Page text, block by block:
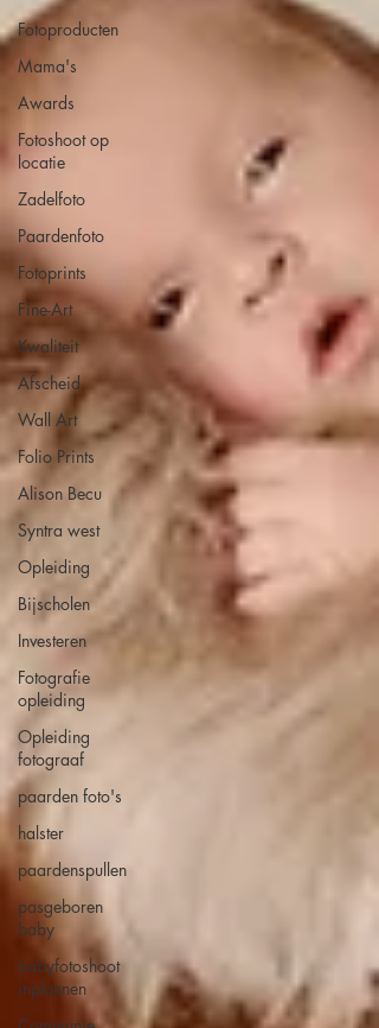
Fotoproducten
Mama's
Awards
Fotoshoot op
locatie
Zadelfoto
Paardenfoto
Fotoprints
Fine-Art
Kwaliteit
Afscheid
Wall Art
Folio Prints
Alison Becu
Syntra west
Opleiding
Bijscholen
Investeren
Fotografie
opleiding
Opleiding
fotograaf
paarden foto's
halster
paardenspullen
pasgeboren
baby
babyfotoshoot
inplannen